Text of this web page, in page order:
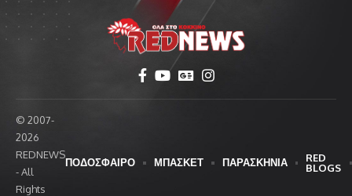
© 2007-
2026
REDNEWS
- All
Rights
ΠΟΔΟΣΦΑΙΡΟ ΜΠΑΣΚΕΤ ΠΑΡΑΣΚΗΝΙΑ
RED
BLOGS